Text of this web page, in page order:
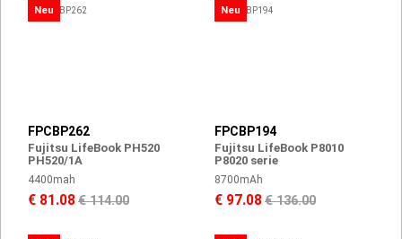
Neu
FPCBP262
Fujitsu LifeBook PH520
PH520/1A
4400mah
€ 81.08€ 114.00
Neu
FPCBP194
Fujitsu LifeBook P8010
P8020 serie
8700mAh
€ 97.08€ 136.00